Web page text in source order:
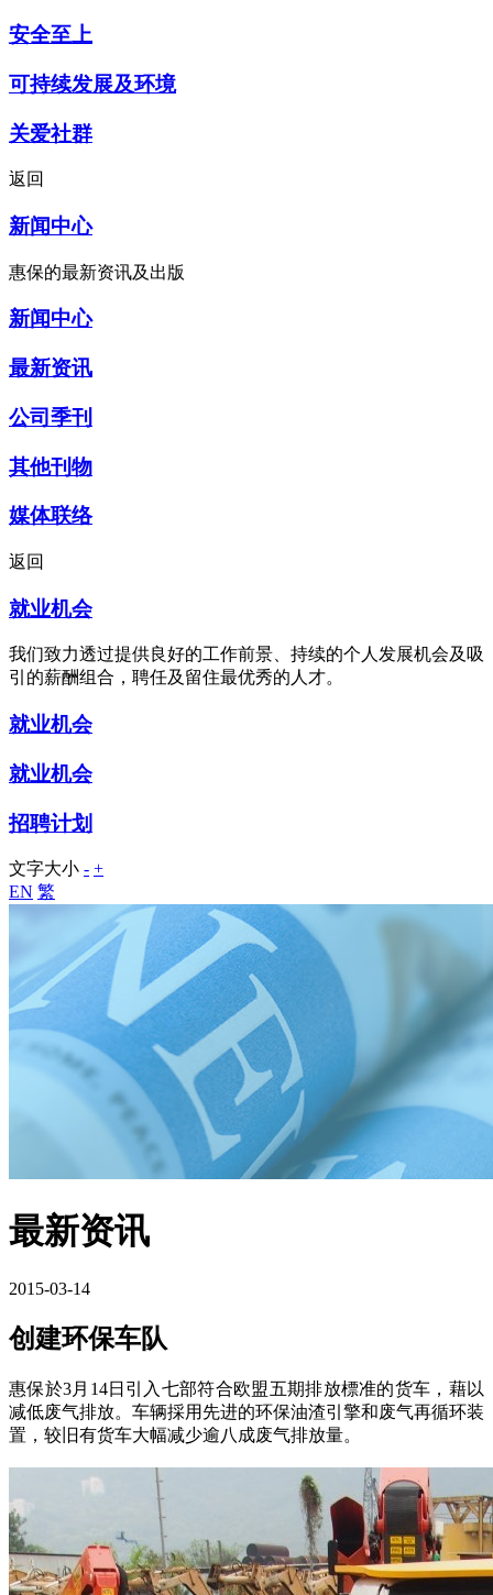
安全至上
可持续发展及环境
关爱社群
返回
新闻中心
惠保的最新资讯及出版
新闻中心
最新资讯
公司季刊
其他刊物
媒体联络
返回
就业机会
我们致力透过提供良好的工作前景、持续的个人发展机会及吸
引的薪酬组合，聘任及留住最优秀的人才。
就业机会
就业机会
招聘计划
文字大小 - +
EN 繁
最新资讯
2015-03-14
创建环保车队
惠保於3月14日引入七部符合欧盟五期排放標准的货车，藉以
减低废气排放。车辆採用先进的环保油渣引擎和废气再循环装
置，较旧有货车大幅减少逾八成废气排放量。